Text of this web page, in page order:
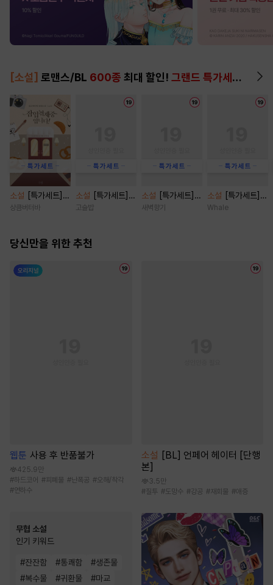
[소설] 로맨스/BL 600종 최대 할인! 그랜드 특가세트
소설
[특가세트]
잠입취재 중입니
상큼버터바
소설
[특가세트]
결혼의 시간 [단행
고슬밥
소설
[특가세트]
함부로 사랑 [단행
새벽향기
소설
[특가세트]
시나몬 캔디 [단행
Whale
당신만을 위한 추천
웹툰 사용 후 반품불가
425.9만
#하드코어 #피폐물 #난폭공 #오해/착각
#연하수
무협 소설
인기 키워드
#잔잔함 #통쾌함 #생존물
#복수물 #귀환물 #마교
소설 [BL] 언페어 헤이터 [단행
본]
3.5만
#질투 #도망수 #강공 #재회물 #애증